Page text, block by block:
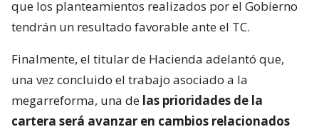
que los planteamientos realizados por el Gobierno
tendrán un resultado favorable ante el TC.
Finalmente, el titular de Hacienda adelantó que,
una vez concluido el trabajo asociado a la
megarreforma, una de las prioridades de la
cartera será avanzar en cambios relacionados